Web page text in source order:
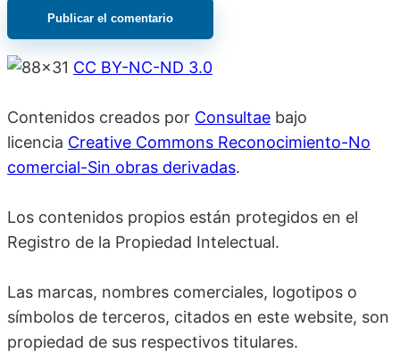
CC BY-NC-ND 3.0
Contenidos creados por Consultae bajo
licencia Creative Commons Reconocimiento-No
comercial-Sin obras derivadas.
Los contenidos propios están protegidos en el
Registro de la Propiedad Intelectual.
Las marcas, nombres comerciales, logotipos o
símbolos de terceros, citados en este website, son
propiedad de sus respectivos titulares.